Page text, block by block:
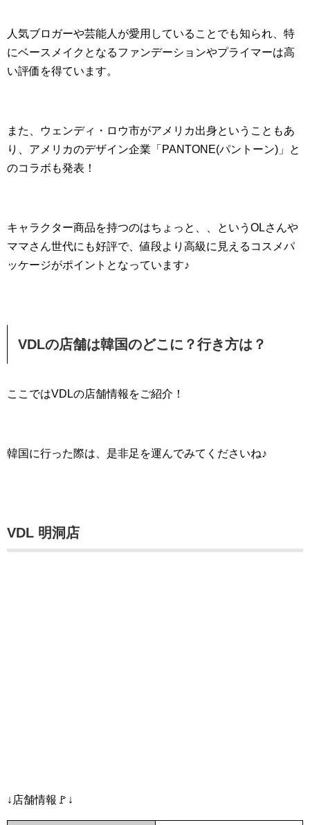
人気ブロガーや芸能人が愛用していることでも知られ、特
にベースメイクとなるファンデーションやプライマーは高
い評価を得ています。
また、ウェンディ・ロウ市がアメリカ出身ということもあ
り、アメリカのデザイン企業「PANTONE(パントーン)」と
のコラボも発表！
キャラクター商品を持つのはちょっと、、というOLさんや
ママさん世代にも好評で、値段より高級に見えるコスメパ
ッケージがポイントとなっています♪
VDLの店舗は韓国のどこに？行き方は？
ここではVDLの店舗情報をご紹介！
韓国に行った際は、是非足を運んでみてくださいね♪
VDL 明洞店
↓店舗情報🚩↓